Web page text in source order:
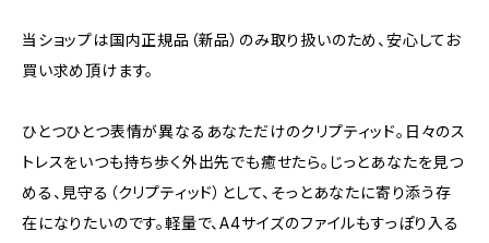
当ショップは国内正規品（新品）のみ取り扱いのため、安心してお
買い求め頂けます。
ひとつひとつ表情が異なるあなただけのクリプティッド。日々のス
トレスをいつも持ち歩く外出先でも癒せたら。じっとあなたを見つ
める、見守る（クリプティッド）として、そっとあなたに寄り添う存
在になりたいのです。軽量で、A4サイズのファイルもすっぽり入る